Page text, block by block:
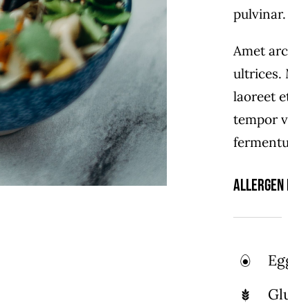
Amet
ultrices.
laoreet
tempor
Allergen